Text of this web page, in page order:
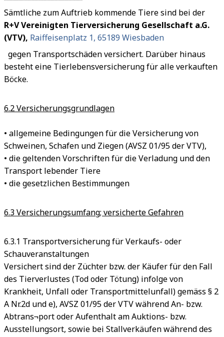
Sämtliche zum Auftrieb kommende Tiere sind bei der
R+V Vereinigten Tierversicherung Gesellschaft a.G.
(VTV), Raiffeisenplatz 1, 65189 Wiesbaden
gegen Transportschäden versichert. Darüber hinaus
besteht eine Tierlebensversicherung für alle verkauften
Böcke.
6.2 Versicherungsgrundlagen
• allgemeine Bedingungen für die Versicherung von
Schweinen, Schafen und Ziegen (AVSZ 01/95 der VTV),
• die geltenden Vorschriften für die Verladung und den
Transport lebender Tiere
• die gesetzlichen Bestimmungen
6.3 Versicherungsumfang; versicherte Gefahren
6.3.1 Transportversicherung für Verkaufs- oder
Schauveranstaltungen
Versichert sind der Züchter bzw. der Käufer für den Fall
des Tierverlustes (Tod oder Tötung) infolge von
Krankheit, Unfall oder Transportmittelunfall) gemäss § 2
A Nr.2d und e), AVSZ 01/95 der VTV während An- bzw.
Abtrans¬port oder Aufenthalt am Auktions- bzw.
Ausstellungsort, sowie bei Stallverkäufen während des